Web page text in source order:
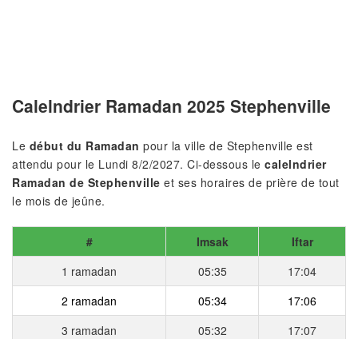
Calelndrier Ramadan 2025 Stephenville
Le début du Ramadan pour la ville de Stephenville est
attendu pour le Lundi 8/2/2027. Ci-dessous le calelndrier
Ramadan de Stephenville et ses horaires de prière de tout
le mois de jeûne.
# Imsak
Iftar
1 ramadan
05:35
17:04
2 ramadan
05:34
17:06
3 ramadan
05:32
17:07